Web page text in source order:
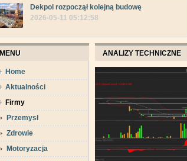
Dekpol rozpoczął kolejną budowę
2026-05-11 05:12:58
MENU
Home
Aktualności
Firmy
Przemysł
Zdrowie
Motoryzacja
ANALIZY TECHNICZNE